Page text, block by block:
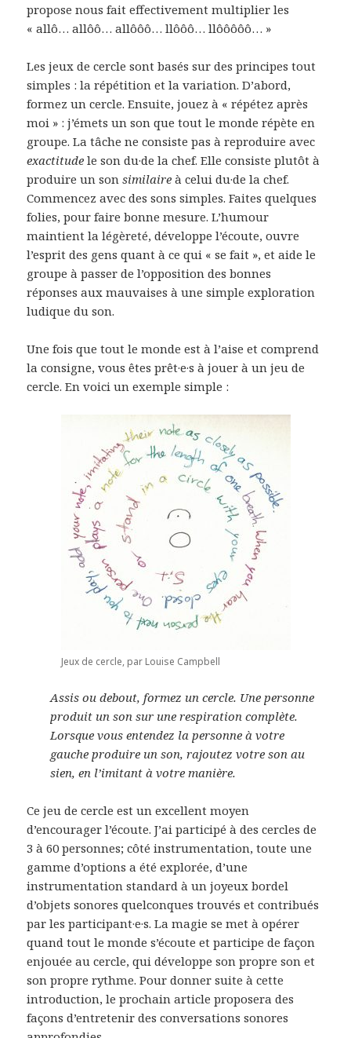
propose nous fait effectivement multiplier les
« allô… allôô… allôôô… llôôô… llôôôôô… »
Les jeux de cercle sont basés sur des principes tout
simples : la répétition et la variation. D’abord,
formez un cercle. Ensuite, jouez à « répétez après
moi » : j’émets un son que tout le monde répète en
groupe. La tâche ne consiste pas à reproduire avec
exactitude le son du·de la chef. Elle consiste plutôt à
produire un sonsimilaire à celui du·de la chef.
Commencez avec des sons simples. Faites quelques
folies, pour faire bonne mesure. L’humour
maintient la légèreté, développe l’écoute, ouvre
l’esprit des gens quant à ce qui « se fait », et aide le
groupe à passer de l’opposition des bonnes
réponses aux mauvaises à une simple exploration
ludique du son.
Une fois que tout le monde est à l’aise et comprend
la consigne, vous êtes prêt·e·s à jouer à un jeu de
cercle. En voici un exemple simple :
Jeux de cercle, par Louise Campbell
Assis ou debout, formez un cercle. Une personne
produit un son sur une respiration complète.
Lorsque vous entendez la personne à votre
gauche produire un son, rajoutez votre son au
sien, en l’imitant à votre manière.
Ce jeu de cercle est un excellent moyen
d’encourager l’écoute. J’ai participé à des cercles de
3 à 60 personnes; côté instrumentation, toute une
gamme d’options a été explorée, d’une
instrumentation standard à un joyeux bordel
d’objets sonores quelconques trouvés et contribués
par les participant·e·s. La magie se met à opérer
quand tout le monde s’écoute et participe de façon
enjouée au cercle, qui développe son propre son et
son propre rythme. Pour donner suite à cette
introduction, le prochain article proposera des
façons d’entretenir des conversations sonores